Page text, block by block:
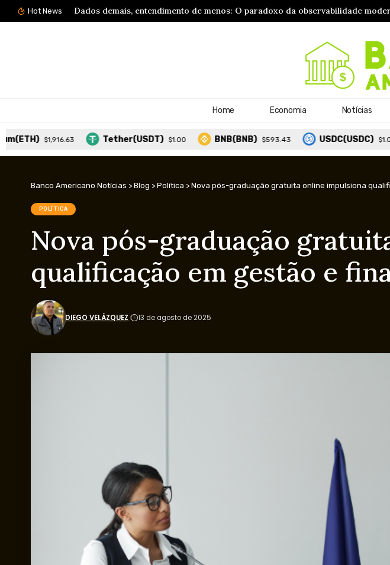
Hot News
Home Economia Notícias
$1,916.63 Tether(USDT) $1.00 BNB(BNB) $593.43 USDC(USDC) $1.00
Banco Americano Notícias > Blog > Política > Nova pós-graduação gratuita online impulsiona
POLÍTICA
Nova pós-graduação
qualificação em gestão e
DIEGO VELÁZQUEZ 13 de agosto de 2025